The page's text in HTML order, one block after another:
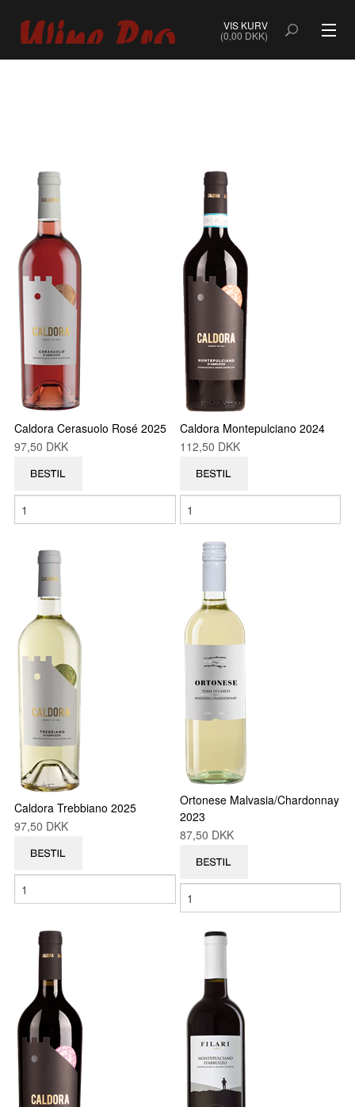
VIS KURV
(0,00 DKK)
HVIDVIN
RØDVIN
DESSERTVIN & PORTVIN
NATURVIN & ORANGEVIN
ØKOLOGISK VIN
VINE MED AWARDS
VIS KURV (0,00 DKK)
PRISLISTE GAVEKORT
VILKÅR NYHED
NYHEDSBREV SMAGEBAR
TILBUD KONTAKT
Caldora Cerasuolo Rosé 2025
97,50 DKK
Caldora Montepulciano 2024
112,50 DKK
Caldora Trebbiano 2025
97,50 DKK
Ortonese Malvasia/Chardonnay
2023
87,50 DKK